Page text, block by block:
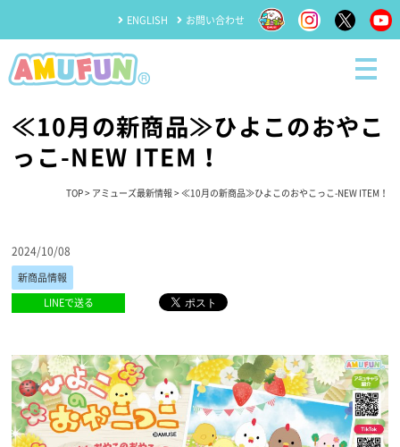
ENGLISH お問い合わせ
≪10月の新商品≫ひよこのおやこ
っこ-NEW ITEM！
TOP> アミューズ最新情報> ≪10月の新商品≫ひよこのおやこっこ-NEW ITEM！
2024/10/08
新商品情報
LINEで送る